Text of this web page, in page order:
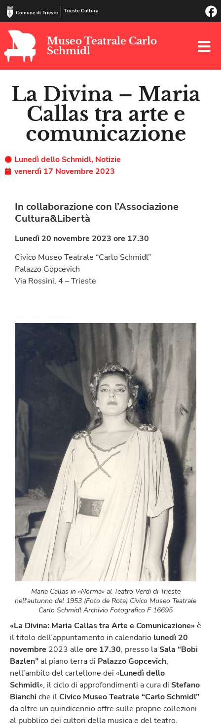
Comune di Trieste Trieste Cultura
Museo Teatrale Carlo
Schmidl
La Divina – Maria
Callas tra arte e
comunicazione
Lunedì dello Schmidl, Notizie
venerdì 17 Novembre 2023
In collaborazione con l’Associazione
Cultura&Libertà
Lunedì 20 novembre 2023 ore 17.30
Civico Museo Teatrale “Carlo Schmidl”
Palazzo Gopcevich
Via Rossini, 4 – Trieste
Maria Callas in «Norma» al Teatro Verdi di Trieste
nell'autunno del 1953 (Foto de Rota) Civico Museo Teatrale
Carlo Schmidl Archivio Fotografico F 16695
«La Divina: Maria Callas tra Arte e Comunicazione» è
il titolo dell’appuntamento in calendario lunedì 20
novembre 2023 alle ore 17.30, presso la Sala “Bobi
Bazlen” al piano terra di Palazzo Gopcevich,
nell’ambito del cartellone dei «Lunedì dello
Schmidl», il ciclo di approfondimenti a cura di Stefano
Bianchiche ilCivico Museo Teatrale “Carlo Schmidl”
da oltre un quindicennio offre sulle proprie collezioni
al pubblico dei cultori della musica e del teatro.